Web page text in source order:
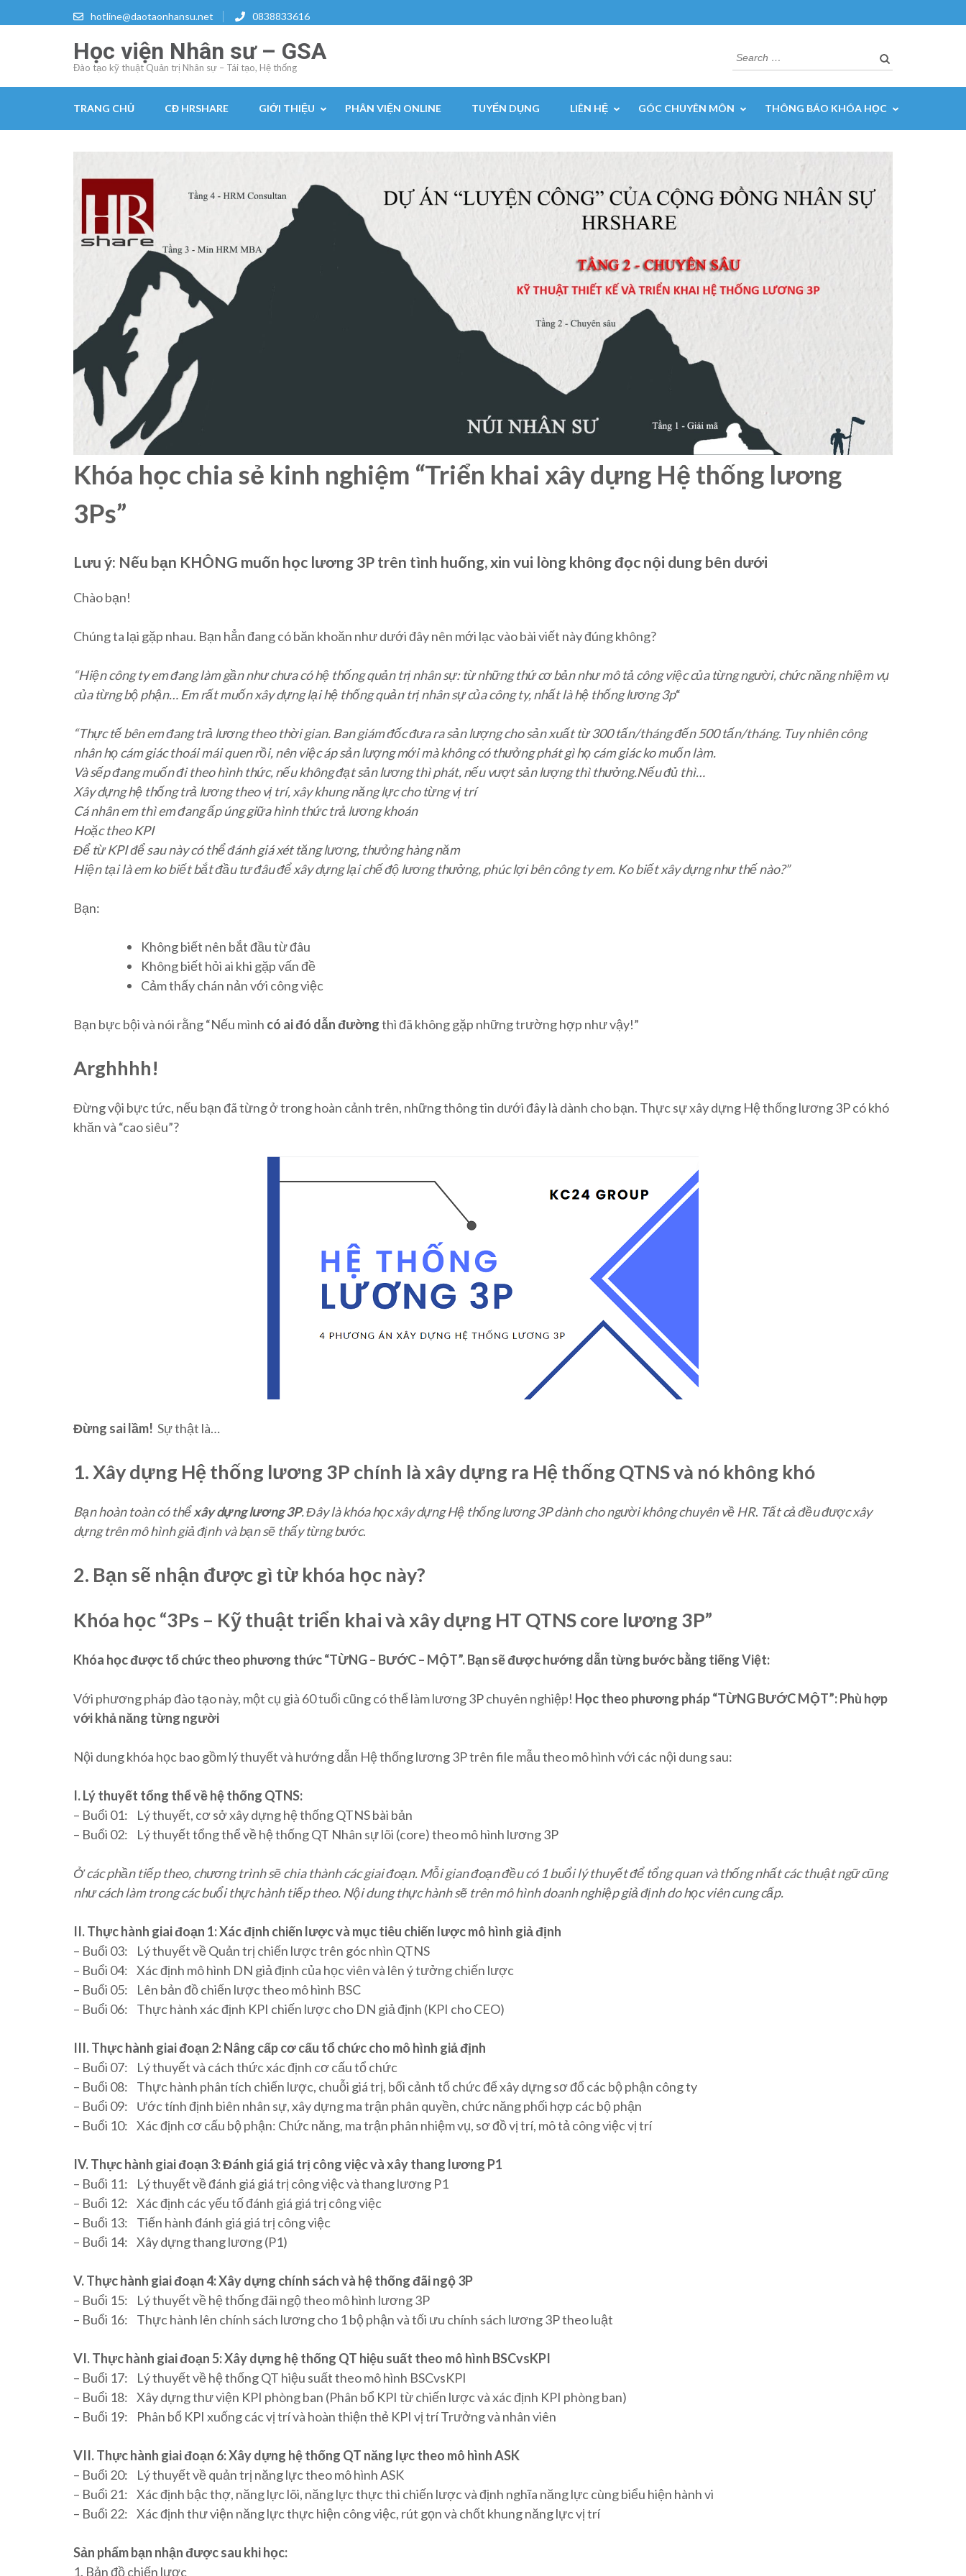
to
Enter)
hotline@daotaonhansu.net 0838833616
Học viện Nhân sư – GSA
Đào tạo kỹ thuật Quản trị Nhân sự – Tái tạo, Hệ thống
Search
for:
TRANG CHỦ CĐ HRSHARE GIỚI THIỆU PHÂN VIỆN ONLINE TUYỂN DỤNG LIÊN HỆ GÓC CHUYÊN MÔN THÔNG BÁO KHÓA HỌC
Khóa học chia sẻ kinh nghiệm “Triển khai xây dựng Hệ thống lương
3Ps”
Lưu ý: Nếu bạn KHÔNG muốn học lương 3P trên tình huống, xin vui lòng không đọc nội dung bên dưới
Chào bạn!
Chúng ta lại gặp nhau. Bạn hẳn đang có băn khoăn như dưới đây nên mới lạc vào bài viết này đúng không?
“Hiện công ty em đang làm gần như chưa có hệ thống quản trị nhân sự: từ những thứ cơ bản như mô tả công việc của từng người, chức năng nhiệm vụ
của từng bộ phận… Em rất muốn xây dựng lại hệ thống quản trị nhân sự của công ty, nhất là hệ thống lương 3p“
“Thực tế bên em đang trả lương theo thời gian. Ban giám đốc đưa ra sản lượng cho sản xuất từ 300 tấn/tháng đến 500 tấn/tháng. Tuy nhiên công
nhân họ cám giác thoái mái quen rồi, nên việc áp sản lượng mới mà không có thưởng phát gì họ cám giác ko muốn làm.
Và sếp đang muốn đi theo hình thức, nếu không đạt sản lương thì phát, nếu vượt sản lượng thì thưởng.Nếu đủ thì…
Xây dựng hệ thống trả lương theo vị trí, xây khung năng lực cho từng vị trí
Cá nhân em thì em đang ấp úng giữa hình thức trả lương khoán
Hoặc theo KPI
Để từ KPI để sau này có thể đánh giá xét tăng lương, thưởng hàng năm
Hiện tại là em ko biết bắt đầu tư đâu để xây dựng lại chế độ lương thưởng, phúc lợi bên công ty em. Ko biết xây dựng như thế nào?”
Bạn:
Không biết nên bắt đầu từ đâu
Không biết hỏi ai khi gặp vấn đề
Cảm thấy chán nản với công việc
Bạn bực bội và nói rằng “Nếu mình có ai đó dẫn đườngthì đã không gặp những trường hợp như vậy!”
Arghhhh!
Đừng vội bực tức, nếu bạn đã từng ở trong hoàn cảnh trên, những thông tin dưới đây là dành cho bạn. Thực sự xây dựng Hệ thống lương 3P có khó
khăn và “cao siêu”?
Đừng sai lầm! Sự thật là…
1. Xây dựng Hệ thống lương 3P chính là xây dựng ra Hệ thống QTNS và nó không khó
Bạn hoàn toàn có thểxây dựng lương 3P. Đây là khóa học xây dựng Hệ thống lương 3P dành cho người không chuyên về HR. Tất cả đều được xây
dựng trên mô hình giả định và bạn sẽ thấy từng bước.
2. Bạn sẽ nhận được gì từ khóa học này?
Khóa học “3Ps – Kỹ thuật triển khai và xây dựng HT QTNS core lương 3P”
Khóa học được tổ chức theo phương thức “TỪNG – BƯỚC – MỘT”. Bạn sẽ được hướng dẫn từng bước bằng tiếng Việt:
Với phương pháp đào tạo này, một cụ già 60 tuổi cũng có thể làm lương 3P chuyên nghiệp! Học theo phương pháp “TỪNG BƯỚC MỘT”: Phù hợp
với khả năng từng người
Nội dung khóa học bao gồm lý thuyết và hướng dẫn Hệ thống lương 3P trên file mẫu theo mô hình với các nội dung sau:
I. Lý thuyết tổng thể về hệ thống QTNS:
– Buổi 01: Lý thuyết, cơ sở xây dựng hệ thống QTNS bài bản
– Buổi 02: Lý thuyết tổng thể về hệ thống QT Nhân sự lõi (core) theo mô hình lương 3P
Ở các phần tiếp theo, chương trình sẽ chia thành các giai đoạn. Mỗi gian đoạn đều có 1 buổi lý thuyết để tổng quan và thống nhất các thuật ngữ cũng
như cách làm trong các buổi thực hành tiếp theo. Nội dung thực hành sẽ trên mô hình doanh nghiệp giả định do học viên cung cấp.
II. Thực hành giai đoạn 1: Xác định chiến lược và mục tiêu chiến lược mô hình giả định
– Buổi 03: Lý thuyết về Quản trị chiến lược trên góc nhìn QTNS
– Buổi 04: Xác định mô hình DN giả định của học viên và lên ý tưởng chiến lược
– Buổi 05: Lên bản đồ chiến lược theo mô hình BSC
– Buổi 06: Thực hành xác định KPI chiến lược cho DN giả định (KPI cho CEO)
III. Thực hành giai đoạn 2: Nâng cấp cơ cấu tổ chức cho mô hình giả định
– Buổi 07: Lý thuyết và cách thức xác định cơ cấu tổ chức
– Buổi 08: Thực hành phân tích chiến lược, chuỗi giá trị, bối cảnh tổ chức để xây dựng sơ đổ các bộ phận công ty
– Buổi 09: Ước tính định biên nhân sự, xây dựng ma trận phân quyền, chức năng phối hợp các bộ phận
– Buổi 10: Xác định cơ cấu bộ phận: Chức năng, ma trận phân nhiệm vụ, sơ đồ vị trí, mô tả công việc vị trí
IV. Thực hành giai đoạn 3: Đánh giá giá trị công việc và xây thang lương P1
– Buổi 11: Lý thuyết về đánh giá giá trị công việc và thang lương P1
– Buổi 12: Xác định các yếu tố đánh giá giá trị công việc
– Buổi 13: Tiến hành đánh giá giá trị công việc
– Buổi 14: Xây dựng thang lương (P1)
V. Thực hành giai đoạn 4: Xây dựng chính sách và hệ thống đãi ngộ 3P
– Buổi 15: Lý thuyết về hệ thống đãi ngộ theo mô hình lương 3P
– Buổi 16: Thực hành lên chính sách lương cho 1 bộ phận và tối ưu chính sách lương 3P theo luật
VI. Thực hành giai đoạn 5: Xây dựng hệ thống QT hiệu suất theo mô hình BSCvsKPI
– Buổi 17: Lý thuyết về hệ thống QT hiệu suất theo mô hình BSCvsKPI
– Buổi 18: Xây dựng thư viện KPI phòng ban (Phân bổ KPI từ chiến lược và xác định KPI phòng ban)
– Buổi 19: Phân bổ KPI xuống các vị trí và hoàn thiện thẻ KPI vị trí Trưởng và nhân viên
VII. Thực hành giai đoạn 6: Xây dựng hệ thống QT năng lực theo mô hình ASK
– Buổi 20: Lý thuyết về quản trị năng lực theo mô hình ASK
– Buổi 21: Xác định bậc thợ, năng lực lõi, năng lực thực thi chiến lược và định nghĩa năng lực cùng biểu hiện hành vi
– Buổi 22: Xác định thư viện năng lực thực hiện công việc, rút gọn và chốt khung năng lực vị trí
Sản phẩm bạn nhận được sau khi học:
1. Bản đồ chiến lược